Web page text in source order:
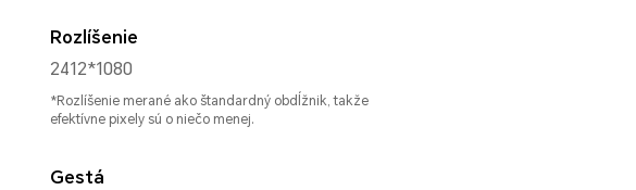
Rozlíšenie
2412*1080
*Rozlíšenie merané ako štandardný obdĺžnik, takže
efektívne pixely sú o niečo menej.
Gestá